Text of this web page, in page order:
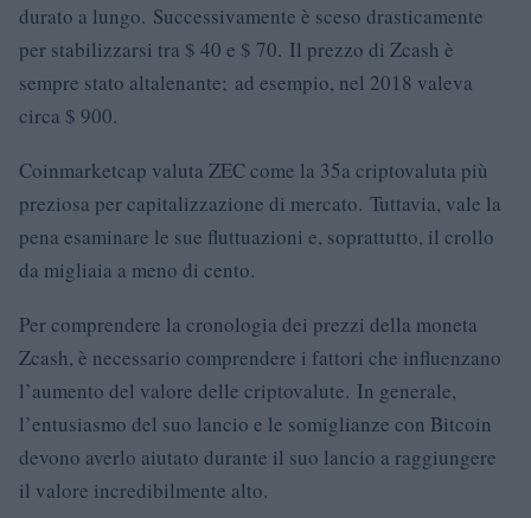
durato a lungo. Successivamente è sceso drasticamente
per stabilizzarsi tra $ 40 e $ 70. Il prezzo di Zcash è
sempre stato altalenante; ad esempio, nel 2018 valeva
circa $ 900.
Coinmarketcap valuta ZEC come la 35a criptovaluta più
preziosa per capitalizzazione di mercato. Tuttavia, vale la
pena esaminare le sue fluttuazioni e, soprattutto, il crollo
da migliaia a meno di cento.
Per comprendere la cronologia dei prezzi della moneta
Zcash, è necessario comprendere i fattori che influenzano
l’aumento del valore delle criptovalute. In generale,
l’entusiasmo del suo lancio e le somiglianze con Bitcoin
devono averlo aiutato durante il suo lancio a raggiungere
il valore incredibilmente alto.